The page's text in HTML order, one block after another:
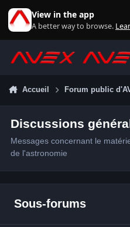
View in the app
A better way to browse.
Accueil Forum public
Discussions
Messages concernant le
de l'astronomie
Sous-forums